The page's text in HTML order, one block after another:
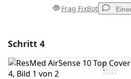
Frag FixBot
Kommentar hinzufügen
Schritt 4